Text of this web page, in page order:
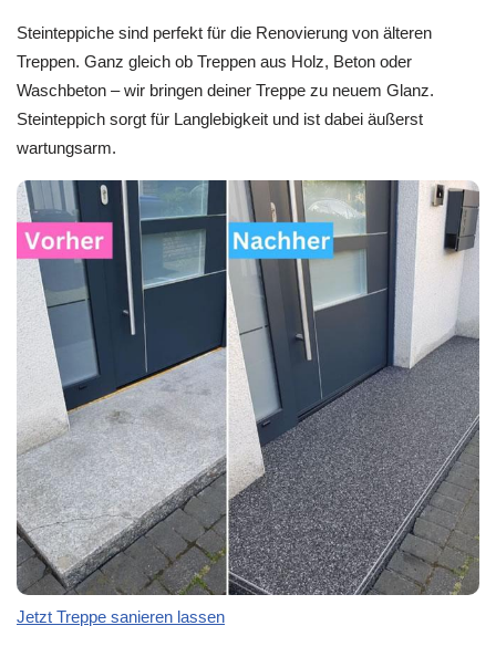
Steinteppiche sind perfekt für die Renovierung von älteren
Treppen. Ganz gleich ob Treppen aus Holz, Beton oder
Waschbeton – wir bringen deiner Treppe zu neuem Glanz.
Steinteppich sorgt für Langlebigkeit und ist dabei äußerst
wartungsarm.
Jetzt Treppe sanieren lassen